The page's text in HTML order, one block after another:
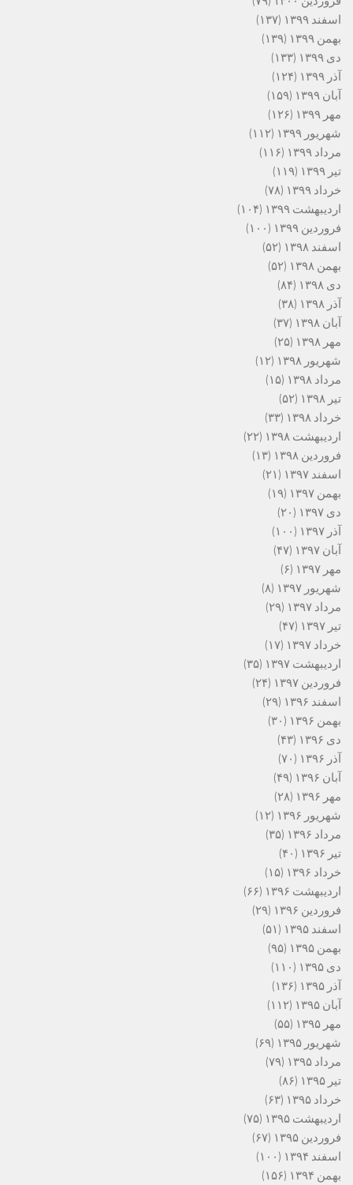
اسفند ۱۳۹۹
(۱۳۷)
بهمن ۱۳۹۹
(۱۳۹)
دی ۱۳۹۹
(۱۳۳)
آذر ۱۳۹۹
(۱۲۴)
آبان ۱۳۹۹
(۱۵۹)
مهر ۱۳۹۹
(۱۲۶)
شهریور ۱۳۹۹
(۱۱۲)
مرداد ۱۳۹۹
(۱۱۶)
تیر ۱۳۹۹
(۱۱۹)
خرداد ۱۳۹۹
(۷۸)
اردیبهشت ۱۳۹۹
(۱۰۴)
فروردین ۱۳۹۹
(۱۰۰)
اسفند ۱۳۹۸
(۵۲)
بهمن ۱۳۹۸
(۵۲)
دی ۱۳۹۸
(۸۴)
آذر ۱۳۹۸
(۳۸)
آبان ۱۳۹۸
(۳۷)
مهر ۱۳۹۸
(۲۵)
شهریور ۱۳۹۸
(۱۲)
مرداد ۱۳۹۸
(۱۵)
تیر ۱۳۹۸
(۵۲)
خرداد ۱۳۹۸
(۳۳)
اردیبهشت ۱۳۹۸
(۲۲)
فروردین ۱۳۹۸
(۱۳)
اسفند ۱۳۹۷
(۲۱)
بهمن ۱۳۹۷
(۱۹)
دی ۱۳۹۷
(۲۰)
آذر ۱۳۹۷
(۱۰۰)
آبان ۱۳۹۷
(۴۷)
مهر ۱۳۹۷
(۶)
شهریور ۱۳۹۷
(۸)
مرداد ۱۳۹۷
(۲۹)
تیر ۱۳۹۷
(۴۷)
خرداد ۱۳۹۷
(۱۷)
اردیبهشت ۱۳۹۷
(۳۵)
فروردین ۱۳۹۷
(۲۴)
اسفند ۱۳۹۶
(۲۹)
بهمن ۱۳۹۶
(۳۰)
دی ۱۳۹۶
(۴۳)
آذر ۱۳۹۶
(۷۰)
آبان ۱۳۹۶
(۴۹)
مهر ۱۳۹۶
(۲۸)
شهریور ۱۳۹۶
(۱۲)
مرداد ۱۳۹۶
(۳۵)
تیر ۱۳۹۶
(۴۰)
خرداد ۱۳۹۶
(۱۵)
اردیبهشت ۱۳۹۶
(۶۶)
فروردین ۱۳۹۶
(۲۹)
اسفند ۱۳۹۵
(۵۱)
بهمن ۱۳۹۵
(۹۵)
دی ۱۳۹۵
(۱۱۰)
آذر ۱۳۹۵
(۱۳۶)
آبان ۱۳۹۵
(۱۱۲)
مهر ۱۳۹۵
(۵۵)
شهریور ۱۳۹۵
(۶۹)
مرداد ۱۳۹۵
(۷۹)
تیر ۱۳۹۵
(۸۶)
خرداد ۱۳۹۵
(۶۳)
اردیبهشت ۱۳۹۵
(۷۵)
فروردین ۱۳۹۵
(۶۷)
اسفند ۱۳۹۴
(۱۰۰)
بهمن ۱۳۹۴
(۱۵۶)